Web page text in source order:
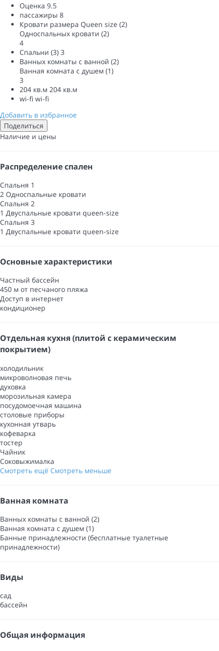
Оценка 9.5
пассажиры 8
Кровати размера Queen size (2)
Односпальных кровати (2)
4
Спальни (3) 3
Ванных комнаты с ванной (2)
Ванная комната с душем (1)
3
204 кв.м 204 кв.м
wi-fi wi-fi
Добавить в избранное
Поделиться
Наличие и цены
Распределение спален
Спальня 1
2 Односпальные кровати
Спальня 2
1 Двуспальные кровати queen-size
Спальня 3
1 Двуспальные кровати queen-size
Основные характеристики
Частный бассейн
450 м от песчаного пляжа
Доступ в интернет
кондиционер
Отдельная кухня (плитой с керамическим
покрытием)
холодильник
микроволновая печь
духовка
морозильная камера
посудомоечная машина
столовые приборы
кухонная утварь
кофеварка
тостер
Чайник
Соковыжималка
Смотреть ещё Смотреть меньше
Ванная комната
Ванных комнаты с ванной (2)
Ванная комната с душем (1)
Банные принадлежности (бесплатные туалетные
принадлежности)
Виды
сад
бассейн
Общая информация